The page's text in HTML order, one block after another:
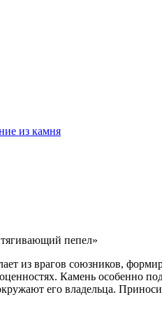
из камня
пепел»
из врагов союзников,
Камень особенно
его владельца.